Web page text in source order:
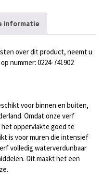
informatie
over dit product, neemt u
nummer: 0224-741902
voor binnen en buiten,
Omdat onze verf
oppervlakte goed te
is voor muren die intensief
volledig waterverdunbaar
Dit maakt het een